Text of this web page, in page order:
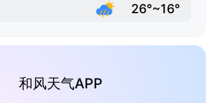
26°~16°
和风天气APP